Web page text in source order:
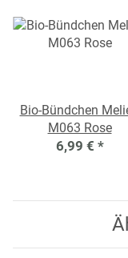
Bio-Bündchen
M063 Rose
6,99 € *